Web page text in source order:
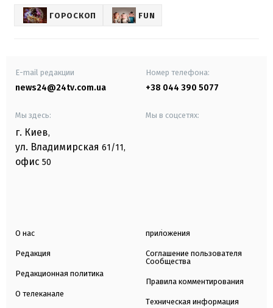
ГОРОСКОП FUN
E-mail редакции
news24@24tv.com.ua
Номер телефона:
+38 044 390 5077
Мы здесь:
г. Киев,
ул. Владимирская 61/11,
офис 50
Мы в соцсетях:
О нас
Редакция
Редакционная политика
О телеканале
приложения
Соглашение пользователя
Сообщества
Правила комментирования
Техническая информация